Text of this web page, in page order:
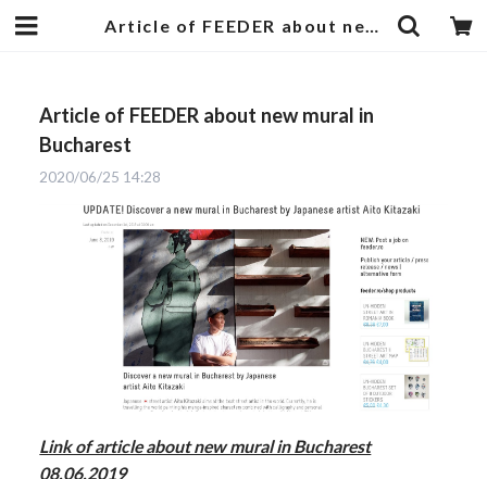
Article of FEEDER about new mural in Bucharest | AITO KITAZAKI ONLINE
Article of FEEDER about new mural in
Bucharest
2020/06/25 14:28
Link of article about new mural in Bucharest
08.06.2019